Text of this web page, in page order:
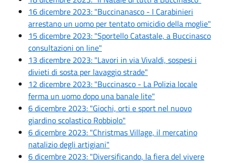
16 dicembre 2023: "Buccinanasco - I Carabinieri
arrestano un uomo per tentato omicidio della moglie"
15 dicembre 2023: "Sportello Catastale, a Buccinasco
consultazioni on line"
13 dicembre 2023: "Lavori in via Vivaldi, sospesi i
divieti di sosta per lavaggio strade"
12 dicembre 2023: "Buccinasco - La Polizia locale
ferma un uomo dopo una banale lite"
6 dicembre 2023: "Giochi, orti e sport nel nuovo
giardino scolastico Robbiolo"
6 dicembre 2023: "Christmas Village, il mercatino
natalizio degli artigiani"
6 dicembre 2023: "Diversificando, la fiera del vivere